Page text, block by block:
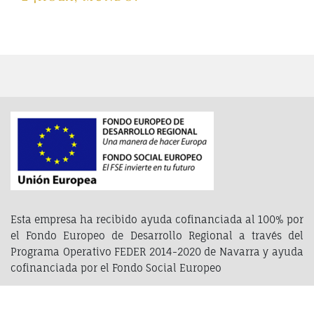
Esta empresa ha recibido ayuda cofinanciada al 100% por
el Fondo Europeo de Desarrollo Regional a través del
Programa Operativo FEDER 2014-2020 de Navarra y ayuda
cofinanciada por el Fondo Social Europeo